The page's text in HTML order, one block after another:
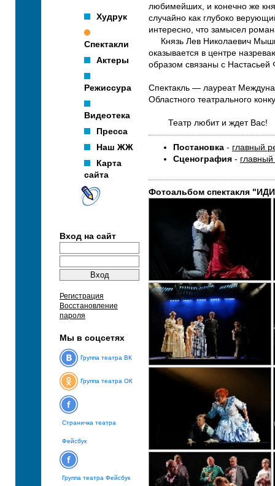
Худрук
Спектакли
Актеры
Режиссура
Видеотека
Пресса
Наш ЖЖ
Карта
сайта
Вход на сайт
Регистрация
Восстановление
пароля
Мы в соцсетях
Группа театра ВК
Группа театра ОК
Страничка театра
Фейсбук
Группа театра Фейсбук
любимейших, и конечно же
случайно как глубоко
интересно, что замысел
Князь Лев Николаевич
оказывается в центре
образом связаны с
Спектакль — лауреат
Областного театрального
Театр любит и ждет Вас!
Постановка - главный
Сценография -
Фотоальбом спектакля